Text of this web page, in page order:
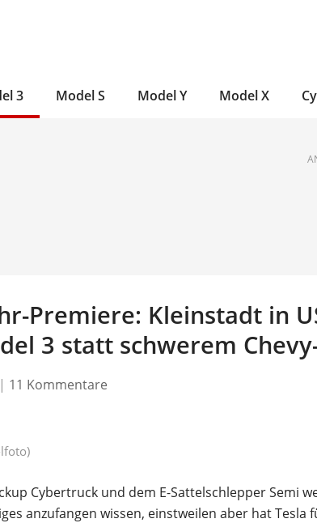
3 Model S Model Y Model X
Premiere: Kleinstadt in
3 statt schwerem
| 11 Kommentare
Cybertruck und dem E-Sattelschlepper Semi
anzufangen wissen, einstweilen aber hat Tesla